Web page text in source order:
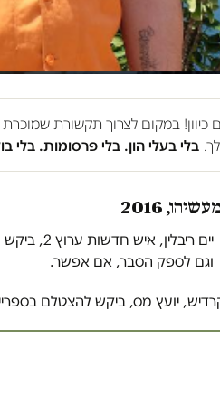
כיוון! במקום לצרוך תקשורת שמוכרת
בלי בעלי הון. בלי פרסומות. בלי
2016
יים
וגם לספק הסבר, אם אפשר.
יועץ מס, ביקש להצטלם